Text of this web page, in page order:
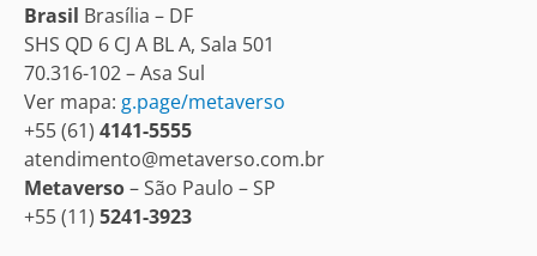
Brasil Brasília – DF
SHS QD 6 CJ A BL A, Sala 501
70.316-102 – Asa Sul
Ver mapa: g.page/metaverso
+55 (61) 4141-5555
atendimento@metaverso.com.br
Metaverso– São Paulo – SP
+55 (11) 5241-3923